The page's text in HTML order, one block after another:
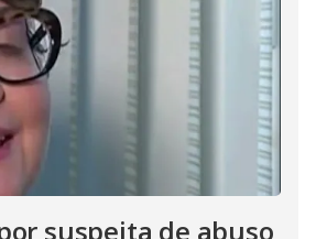
suspeita de abuso